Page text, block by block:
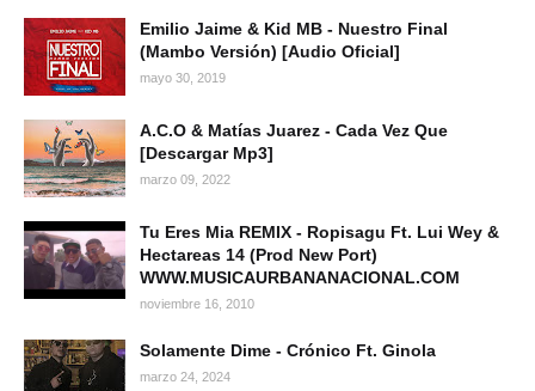
Emilio Jaime & Kid MB - Nuestro Final
(Mambo Versión) [Audio Oficial]
mayo 30, 2019
A.C.O & Matías Juarez - Cada Vez Que
[Descargar Mp3]
marzo 09, 2022
Tu Eres Mia REMIX - Ropisagu Ft. Lui Wey &
Hectareas 14 (Prod New Port)
WWW.MUSICAURBANANACIONAL.COM
noviembre 16, 2010
Solamente Dime - Crónico Ft. Ginola
marzo 24, 2024